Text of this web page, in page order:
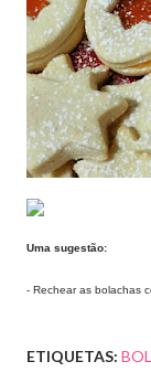
Uma sugestão:
- Rechear as bolachas
ETIQUETAS: